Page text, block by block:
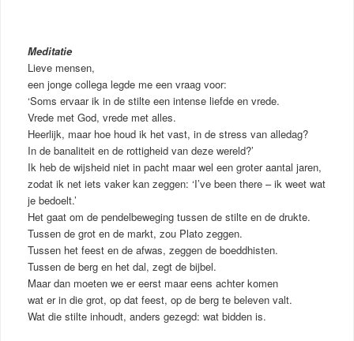
Meditatie
Lieve mensen,
een jonge collega legde me een vraag voor:
‘Soms ervaar ik in de stilte een intense liefde en vrede.
Vrede met God, vrede met alles.
Heerlijk, maar hoe houd ik het vast, in de stress van alledag?
In de banaliteit en de rottigheid van deze wereld?’
Ik heb de wijsheid niet in pacht maar wel een groter aantal jaren,
zodat ik net iets vaker kan zeggen: ‘I’ve been there – ik weet wat
je bedoelt.’
Het gaat om de pendelbeweging tussen de stilte en de drukte.
Tussen de grot en de markt, zou Plato zeggen.
Tussen het feest en de afwas, zeggen de boeddhisten.
Tussen de berg en het dal, zegt de bijbel.
Maar dan moeten we er eerst maar eens achter komen
wat er in die grot, op dat feest, op de berg te beleven valt.
Wat die stilte inhoudt, anders gezegd: wat bidden is.